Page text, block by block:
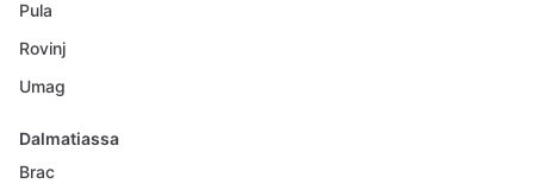
Pula
Rovinj
Umag
Dalmatiassa
Brac